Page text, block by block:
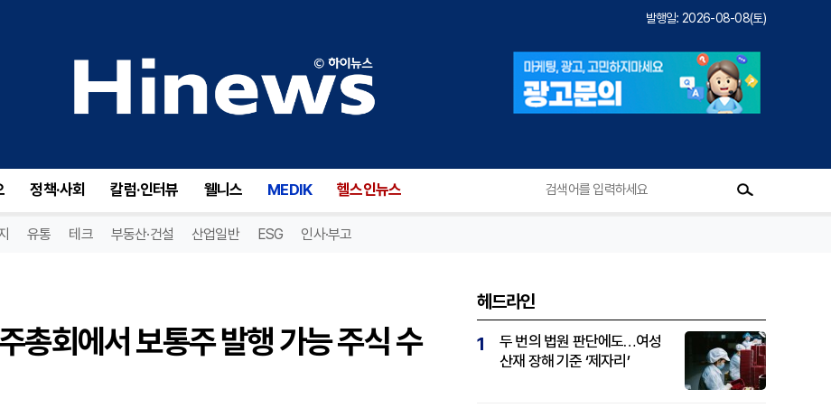
발행일: 2026-08-08(토)
정책·사회 칼럼·인터뷰 웰니스 MEDIK 헬스인뉴스
유통 테크 부동산·건설 산업일반 ESG 인사·부고
회에서 보통주 발행 가능 주식 수
헤드라인
1
두 번의 법원 판단에도…여성
산재 장해 기준 ‘제자리’